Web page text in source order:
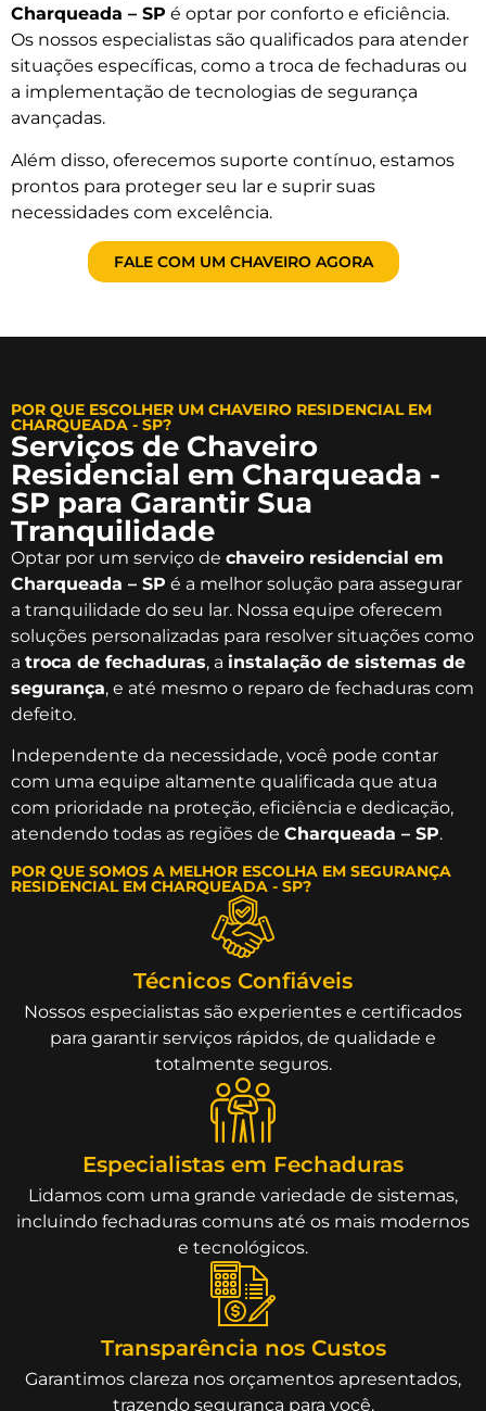
Charqueada – SP é optar por conforto e eficiência.
Os nossos especialistas são qualificados para atender
situações específicas, como a troca de fechaduras ou
a implementação de tecnologias de segurança
avançadas.
Além disso, oferecemos suporte contínuo, estamos
prontos para proteger seu lar e suprir suas
necessidades com excelência.
FALE COM UM CHAVEIRO AGORA
POR QUE ESCOLHER UM CHAVEIRO RESIDENCIAL EM
CHARQUEADA - SP?
Serviços de Chaveiro
Residencial em Charqueada -
SP para Garantir Sua
Tranquilidade
Optar por um serviço de chaveiro residencial em
Charqueada – SP é a melhor solução para assegurar
a tranquilidade do seu lar. Nossa equipe oferecem
soluções personalizadas para resolver situações como
a troca de fechaduras, a instalação de sistemas de
segurança, e até mesmo o reparo de fechaduras com
defeito.
Independente da necessidade, você pode contar
com uma equipe altamente qualificada que atua
com prioridade na proteção, eficiência e dedicação,
atendendo todas as regiões de Charqueada – SP.
POR QUE SOMOS A MELHOR ESCOLHA EM SEGURANÇA
RESIDENCIAL EM CHARQUEADA - SP?
Técnicos Confiáveis
Nossos especialistas são experientes e certificados
para garantir serviços rápidos, de qualidade e
totalmente seguros.
Especialistas em Fechaduras
Lidamos com uma grande variedade de sistemas,
incluindo fechaduras comuns até os mais modernos
e tecnológicos.
Transparência nos Custos
Garantimos clareza nos orçamentos apresentados,
trazendo segurança para você.